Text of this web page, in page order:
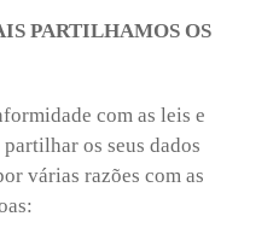
PARTILHAMOS OS
com as leis e
os seus dados
várias razões com as